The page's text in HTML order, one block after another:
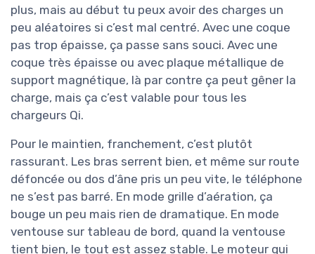
plus, mais au début tu peux avoir des charges un
peu aléatoires si c’est mal centré. Avec une coque
pas trop épaisse, ça passe sans souci. Avec une
coque très épaisse ou avec plaque métallique de
support magnétique, là par contre ça peut gêner la
charge, mais ça c’est valable pour tous les
chargeurs Qi.
Pour le maintien, franchement, c’est plutôt
rassurant. Les bras serrent bien, et même sur route
défoncée ou dos d’âne pris un peu vite, le téléphone
ne s’est pas barré. En mode grille d’aération, ça
bouge un peu mais rien de dramatique. En mode
ventouse sur tableau de bord, quand la ventouse
tient bien, le tout est assez stable. Le moteur qui